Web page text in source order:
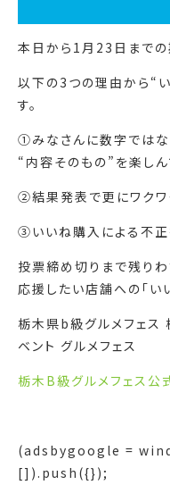
本日から1月23日まで
以下の3つの理由から“
す。
①みなさんに数字ではな
“内容そのもの”を楽し
②結果発表で更にワクワ
③いいね購入による不
投票締め切りまで残りわ
応援したい店舗への「い
栃木県b級グルメフェス
ベント グルメフェス
栃木B級グルメフェス
(adsbygoogle =
[]).push({});